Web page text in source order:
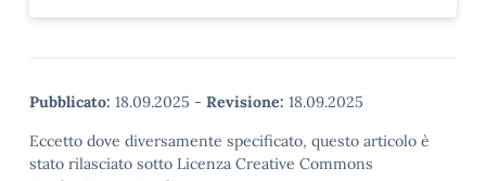
Pubblicato: 18.09.2025 - Revisione: 18.09.2025
Eccetto dove diversamente specificato, questo articolo è
stato rilasciato sotto Licenza Creative Commons